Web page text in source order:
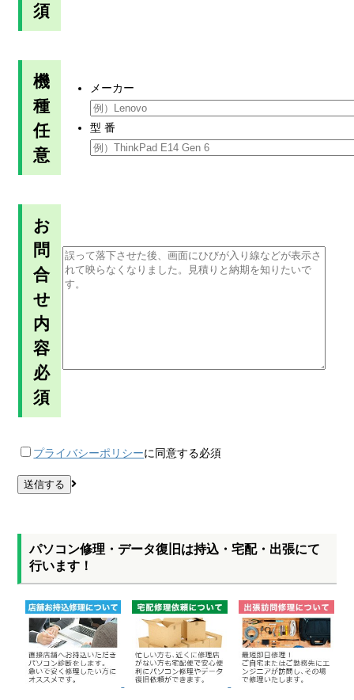
須
機
種
任
意
メーカー
型 番
お
問
合
せ
内
容
必
須
プライバシーポリシーに同意する必須
パソコン修理・データ復旧は持込・宅配・出張にて
行います！